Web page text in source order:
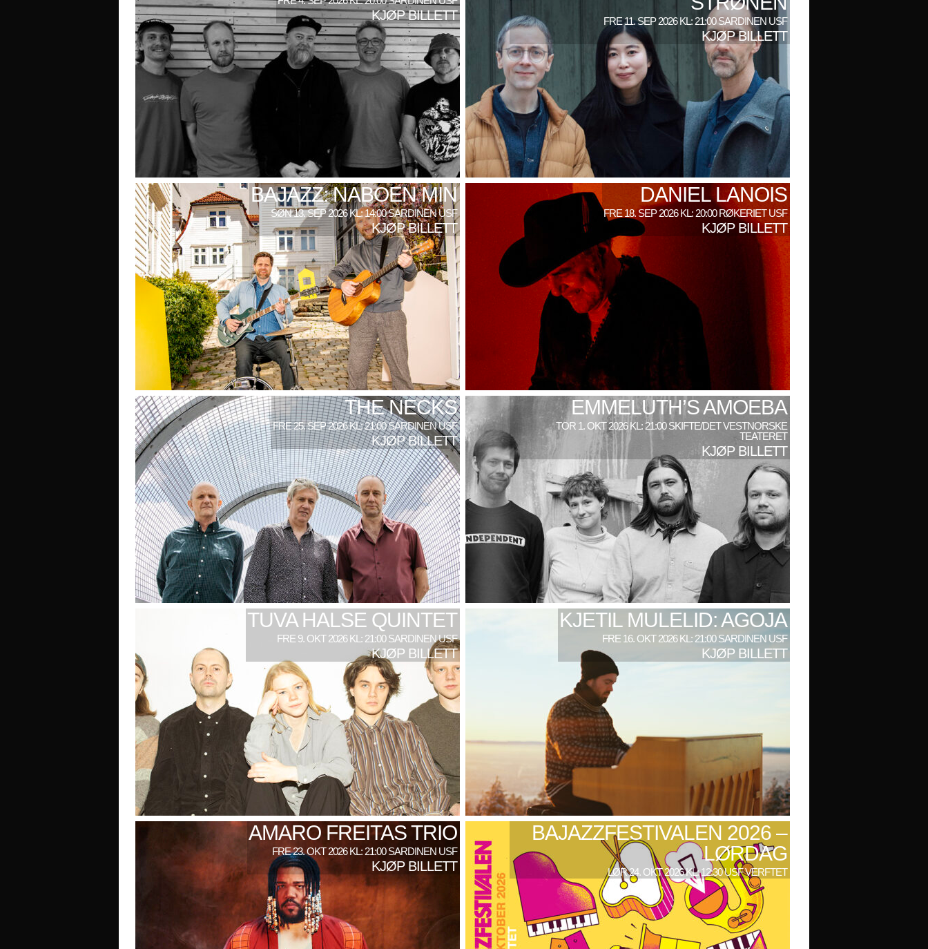
KJØP BILLETT FRE 11. SEP 2026 KL: 21:00 SARDINEN USF
KJØP BILLETT
BAJAZZ: NABOEN MIN
SØN 13. SEP 2026 KL: 14:00 SARDINEN USF
KJØP BILLETT
DANIEL LANOIS
FRE 18. SEP 2026 KL: 20:00 RØKERIET USF
KJØP BILLETT
THE NECKS
FRE 25. SEP 2026 KL: 21:00 SARDINEN USF
KJØP BILLETT
EMMELUTH’S AMOEBA
TOR 1. OKT 2026 KL: 21:00 SKIFTE/DET VESTNORSKE
TEATERET
KJØP BILLETT
TUVA HALSE QUINTET
FRE 9. OKT 2026 KL: 21:00 SARDINEN USF
KJØP BILLETT
KJETIL MULELID: AGOJA
FRE 16. OKT 2026 KL: 21:00 SARDINEN USF
KJØP BILLETT
AMARO FREITAS TRIO
FRE 23. OKT 2026 KL: 21:00 SARDINEN USF
KJØP BILLETT
BAJAZZFESTIVALEN 2026 –
LØRDAG
LØR 24. OKT 2026 KL: 12:30 USF VERFTET